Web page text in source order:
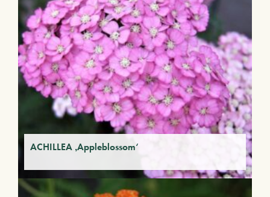
ACHILLEA ‚Appleblossom‘